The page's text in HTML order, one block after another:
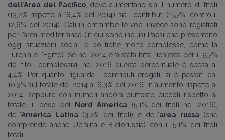
dell’Area del Pacifico, dove aumentano sia il numero di titoli
(13,2% rispetto all’8,4% del 2014) sia i contributi (15,7%, contro il
12,6% del 2014). Cali in entrambe le voci invece sono registrati
per l’area mediterranea (in cui sono inclusi Paesi che presentano
oggi situazioni sociali e politiche molto complesse, come la
Turchia e l’Egitto). Se nel 2014 era stata fatta richiesta per il 9,7%
dei titoli complessivi, nel 2016 questa percentuale è scesa al
4,4%. Per quanto riguarda i contributi erogati, si è passati dal
10,3% sul totale del 2014 al 6,3% del 2016. In aumento rispetto al
2014, seppure con numeri ancora piuttosto piccoli rispetto al
totale, il peso del Nord America (5,1% dei titoli nel 2016),
dell’America Latina(3,7% dei titoli) e dell’area russa(che
comprende anche Ucraina e Bielorussia) con il 5,1% dei titoli
totali.